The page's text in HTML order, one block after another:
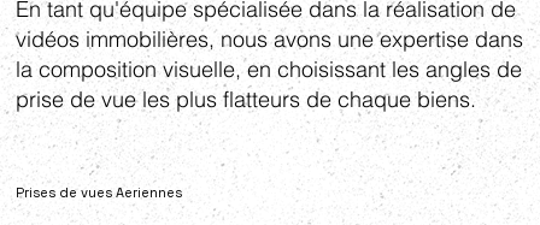
En tant qu'équipe spécialisée dans la réalisation de
vidéos immobilières, nous avons une expertise dans
la composition visuelle, en choisissant les angles de
prise de vue les plus flatteurs de chaque biens.
Prises de vues Aeriennes